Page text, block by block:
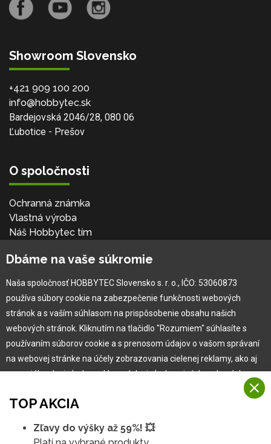
Showroom Slovensko
+421 909 100 200
info@hobbytec.sk
Bardejovská 2046/28, 080 06
Ľubotice - Prešov
O spoločnosti
Ochranná známka
Vlastná výroba
Náš Hobbytec tím
Naša história
Pre zákazníka
Garancia najlepšej ceny
Užívateľský manuál
Reklamácia
TOP AKCIA
Zľavy do výšky až 59%! 💥
Dbáme na vaše súkromie
Naša spoločnosť HOBBYTEC Slovensko s. r. o., IČO: 53060873
používa súbory cookie na zabezpečenie funkčnosti webových
stránok a s vaším súhlasom na prispôsobenie obsahu našich
webových stránok. Kliknutím na tlačidlo "Rozumiem" súhlasíte s
používaním súborov cookie a s prenosom údajov o vašom správaní
na webovej stránke na účely zobrazovania cielenej reklamy, ako aj
na sociálnych sieťach a reklamných sieťach na iných webových
Viac informácií
Na našich webových stránkach používame niekoľko kategórií